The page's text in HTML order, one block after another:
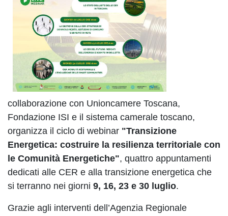
collaborazione con Unioncamere Toscana,
Fondazione ISI e il sistema camerale toscano,
organizza il ciclo di webinar "Transizione
Energetica: costruire la resilienza territoriale con
le Comunità Energetiche", quattro appuntamenti
dedicati alle CER e alla transizione energetica che
si terranno nei giorni 9, 16, 23 e 30 luglio.
Grazie agli interventi dell’Agenzia Regionale